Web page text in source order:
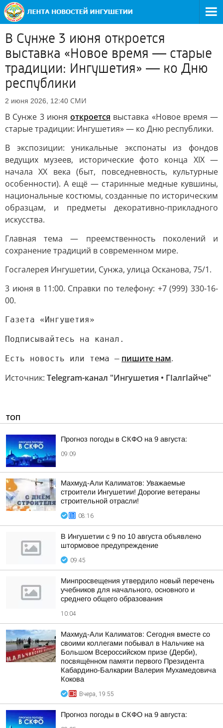
В Сунже 3 июня откроется
выставка «Новое время — старые
традиции: Ингушетия» — ко Дню
республики
2 июня 2026, 12:40 СМИ
В Сунже 3 июня откроется выставка «Новое время —
старые традиции: Ингушетия» — ко Дню республики.
В экспозиции: уникальные экспонаты из фондов
ведущих музеев, исторические фото конца XIX —
начала XX века (быт, повседневность, культурные
особенности). А ещё — старинные медные кувшины,
национальные костюмы, созданные по историческим
образцам, и предметы декоративно-прикладного
искусства.
Главная тема — преемственность поколений и
сохранение традиций в современном мире.
Госгалерея Ингушетии, Сунжа, улица Осканова, 75/1.
3 июня в 11:00. Справки по телефону: +7 (999) 330-16-
00.
Газета «Ингушетия»
Подписывайтесь на канал.
Есть новость или тема — пишите нам.
Источник: Telegram-канал "Ингушетия • ГIалгIайче"
ТОП
Прогноз погоды в СКФО на 9 августа:
09:09
Махмуд-Али Калиматов: Уважаемые
строители Ингушетии! Дорогие ветераны
строительной отрасли!
08:16
В Ингушетии с 9 по 10 августа объявлено
штормовое предупреждение
09:45
Минпросвещения утвердило новый перечень
учебников для начального, основного и
среднего общего образования
10:04
Махмуд-Али Калиматов: Сегодня вместе со
своими коллегами побывал в Нальчике на
Большом Всероссийском призе (Дерби),
посвящённом памяти первого Президента
Кабардино-Балкарии Валерия Мухамедовича
Кокова
Вчера, 19:55
Прогноз погоды в СКФО на 9 августа: